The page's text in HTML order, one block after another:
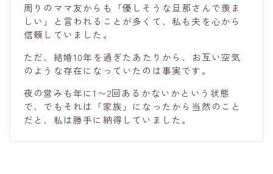
周りのママ友からも「優しそうな旦那さんで羨ま
しい」と言われることが多くて、私も夫を心から
信頼していました。
ただ、結婚10年を過ぎたあたりから、お互い空気
のような存在になっていたのは事実です。
夜の営みも年に1〜2回あるかないかという状態
で、でもそれは「家族」になったから当然のこと
だと、私は勝手に納得していました。